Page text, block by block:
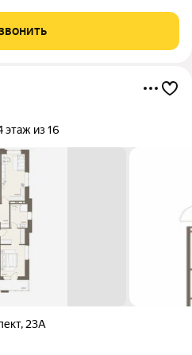
Строительство объекта
а
этаж из 16
, 23А